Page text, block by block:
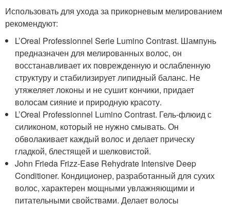
Использовать для ухода за прикорневым мелированием
рекомендуют:
L’Oreal Professionnel Serie Lumino Contrast. Шампунь
предназначен для мелированных волос, он
восстанавливает их поврежденную и ослабленную
структуру и стабилизирует липидный баланс. Не
утяжеляет локоны и не сушит кончики, придает
волосам сияние и природную красоту.
L’Oreal Professionnel Lumino Contrast. Гель-флюид с
силиконом, который не нужно смывать. Он
обволакивает каждый волос и делает прическу
гладкой, блестящей и шелковистой.
John Frieda Frizz-Ease Rehydrate Intensive Deep
Conditioner. Кондиционер, разработанный для сухих
волос, характерен мощными увлажняющими и
питательными свойствами. Делает волосы